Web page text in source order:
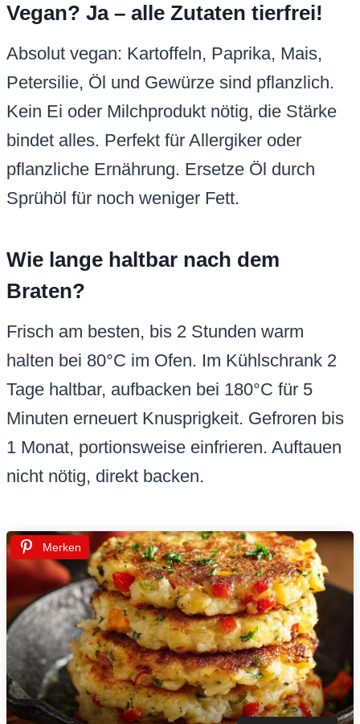
Vegan? Ja – alle Zutaten tierfrei!
Absolut vegan: Kartoffeln, Paprika, Mais,
Petersilie, Öl und Gewürze sind pflanzlich.
Kein Ei oder Milchprodukt nötig, die Stärke
bindet alles. Perfekt für Allergiker oder
pflanzliche Ernährung. Ersetze Öl durch
Sprühöl für noch weniger Fett.
Wie lange haltbar nach dem
Braten?
Frisch am besten, bis 2 Stunden warm
halten bei 80°C im Ofen. Im Kühlschrank 2
Tage haltbar, aufbacken bei 180°C für 5
Minuten erneuert Knusprigkeit. Gefroren bis
1 Monat, portionsweise einfrieren. Auftauen
nicht nötig, direkt backen.
Merken